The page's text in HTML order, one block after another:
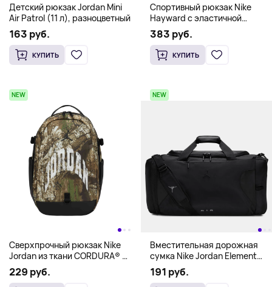
Детский рюкзак Jordan Mini
Air Patrol (11 л), разноцветный
163 руб.
КУПИТЬ
Спортивный рюкзак Nike
Hayward с эластичной
шнуровкой (26 л), черно-
белый
383 руб.
КУПИТЬ
NEW
Сверхпрочный рюкзак Nike
Jordan из ткани CORDURA® с
отделением для ноутбука,
камуфляж
229 руб.
NEW
Вместительная дорожная
сумка Nike Jordan Element
Duffel (68.8 л), черный
191 руб.